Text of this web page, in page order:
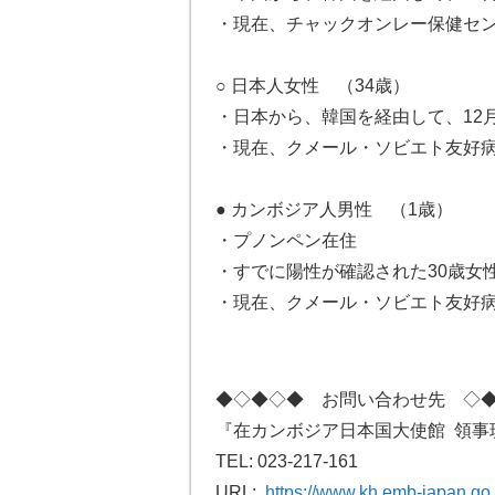
・現在、チャックオンレー保健セ
○ 日本人女性 （34歳）
・日本から、韓国を経由して、12
・現在、クメール・ソビエト友好
● カンボジア人男性 （1歳）
・プノンペン在住
・すでに陽性が確認された30歳女
・現在、クメール・ソビエト友好
◆◇◆◇◆ お問い合わせ先
『在カンボジア日本国大使館 領事
TEL: 023-217-161